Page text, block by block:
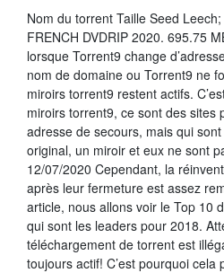
Nom du torrent Taille Seed
FRENCH DVDRIP 2020. 695.75
lorsque Torrent9 change
nom de domaine ou Torrent9 ne
miroirs torrent9 restent actifs.
miroirs torrent9, ce sont des sites
adresse de secours, mais qui
original, un miroir et eux ne sont
12/07/2020 Cependant, la
après leur fermeture est assez
article, nous allons voir le Top 10
qui sont les leaders pour 2018.
téléchargement de torrent est
toujours actif! C’est pourquoi cela